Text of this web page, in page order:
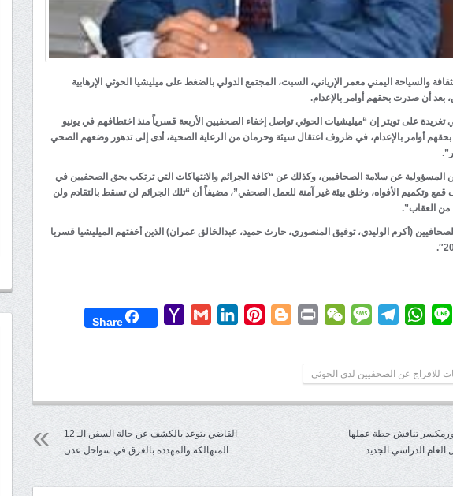
والسياحة اليمني معمر الإرياني، السبت، المجتمع الدولي بالضغط على ميليشيا الحوثي الإرهابية
تغريدة على تويتر إن “ميليشيات الحوثي تواصل إخفاء الصحفيين الأربعة قسرياً منذ اختطافهم في يونيو
بحقهم أوامر بالإعدام، في ظروف اعتقال سيئة وحرمان من الرعاية الصحية، أدى إلى تدهور وضعهم الصحي
المسؤولية عن سلامة الصحافيين، وكذلك عن “كافة الجرائم والانتهاكات التي ترتكب بحق الصحفيين في
وتكميم الأفواه، وخلق بيئة غير آمنة للعمل الصحفي”، مضيفاً أن “تلك الجرائم لن تسقط بالتقادم ولن
من العقاب”.
(أكرم الوليدي، توفيق المنصوري، حارث حميد، عبدالخالق عمران) الذين أخفتهم الميليشيا قسريا
Email
Line
WhatsApp
Telegram
Message
WeChat
Print
Blogger
Pinterest
LinkedIn
Gmail
Yahoo
Share
للافراج عن الصحفيين لدى الحوثي
القاضي يتوعد بالكشف عن حالة السفن الـ 12
المتهالكة والمهددة بالغرق في سواحل عدن
خورمكسر تناقش خطة عملها
العام الدراسي الجديد